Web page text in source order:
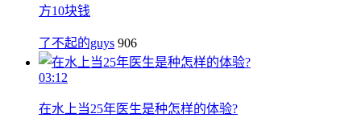
方10块钱
了不起的guys 906
03:12
在水上当25年医生是种怎样的体验?